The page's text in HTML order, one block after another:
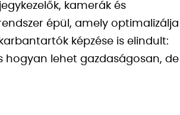
kamerák és
épül, amely optimalizálja
képzése is elindult:
hogyan lehet gazdaságosan, de